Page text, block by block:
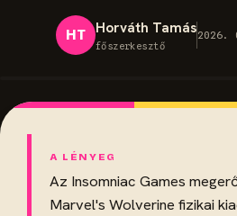
HT Horváth Tamás
főszerkesztő
2026.
Az Insomniac Games
Marvel's Wolverine fizikai